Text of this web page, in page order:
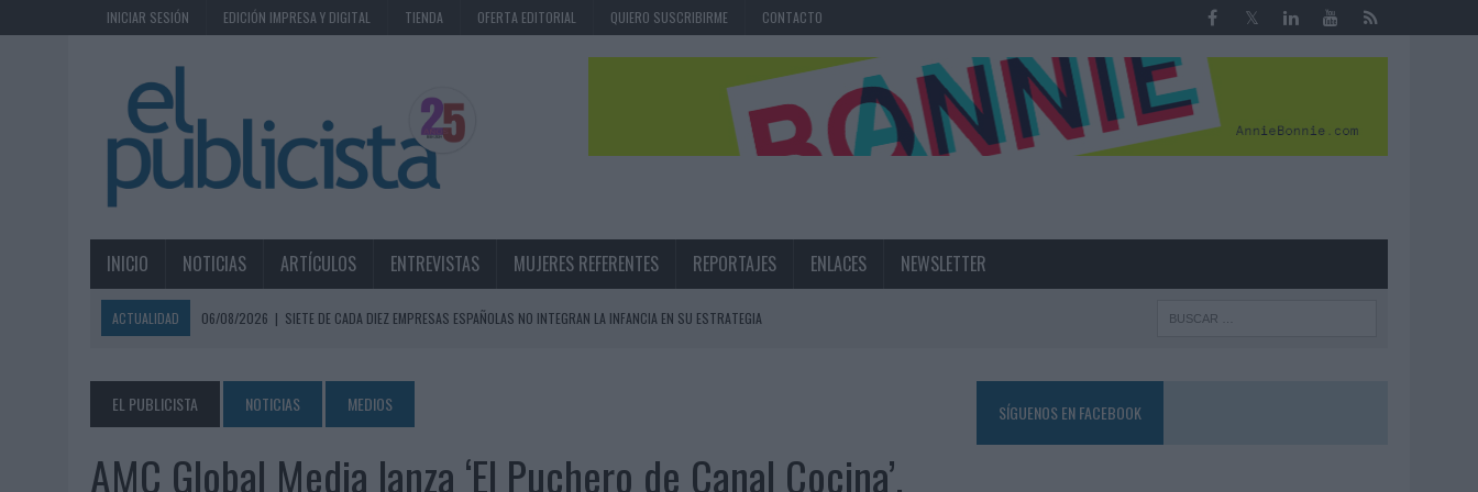
INICIAR SESIÓN EDICIÓN IMPRESA Y DIGITAL TIENDA OFERTA EDITORIAL QUIERO SUSCRIBIRME CONTACTO
INICIO NOTICIAS ARTÍCULOS ENTREVISTAS MUJERES REFERENTES REPORTAJES ENLACES NEWSLETTER
ACTUALIDAD 06/08/2026 | SIETE DE CADA DIEZ EMPRESAS ESPAÑOLAS NO INTEGRAN LA INFANCIA EN SU ESTRATEGIA
06/08/2026 | EL USO DE LA IA GENERATIVA ALCANZA YA AL 62% DE LOS ESPAÑOLES
06/08/2026 | SYSTEM1 NOMBRA A KIMBERLY BASTONI COMO NUEVA DIRECTORA COMERCIAL GLOBAL
EL PUBLICISTA NOTICIAS MEDIOS
AMC Global Media lanza ‘El Puchero de Canal Cocina’,
SÍGUENOS EN FACEBOOK